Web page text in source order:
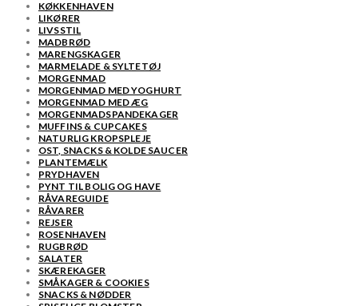
KØKKENHAVEN
LIKØRER
LIVSSTIL
MADBRØD
MARENGSKAGER
MARMELADE & SYLTETØJ
MORGENMAD
MORGENMAD MED YOGHURT
MORGENMAD MED ÆG
MORGENMADSPANDEKAGER
MUFFINS & CUPCAKES
NATURLIG KROPSPLEJE
OST, SNACKS & KOLDE SAUCER
PLANTEMÆLK
PRYDHAVEN
PYNT TIL BOLIG OG HAVE
RÅVAREGUIDE
RÅVARER
REJSER
ROSENHAVEN
RUGBRØD
SALATER
SKÆREKAGER
SMÅKAGER & COOKIES
SNACKS & NØDDER